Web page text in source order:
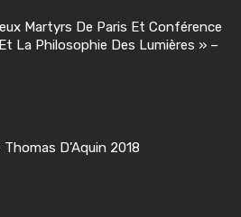
Martyrs De Paris Et Conférence
La Philosophie Des Lumières » –
D’Aquin 2018